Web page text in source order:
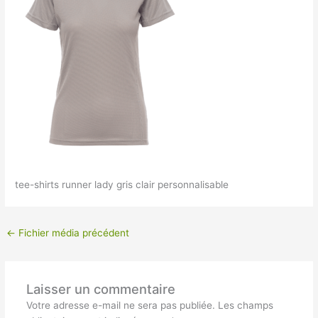
tee-shirts runner lady gris clair personnalisable
← Fichier média précédent
Laisser un commentaire
Votre adresse e-mail ne sera pas publiée. Les champs